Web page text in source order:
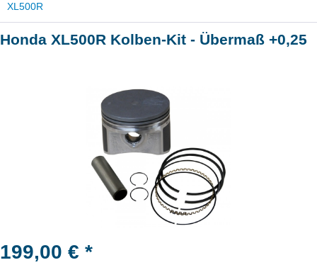
XL500R
Honda XL500R Kolben-Kit - Übermaß +0,25
199,00 € *